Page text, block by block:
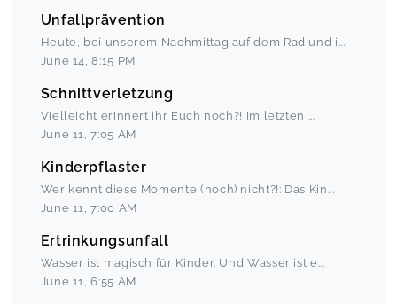
Unfallprävention
Heute, bei unserem Nachmittag auf dem Rad und i ...
June 14 ,8:15 PM
Schnittverletzung
Vielleicht erinnert ihr Euch noch?! Im letzten ...
June 11
,7:05 AM
Kinderpflaster
Wer kennt diese Momente (noch) nicht?!: Das Kin ...
June 11
,7:00 AM
Ertrinkungsunfall
Wasser ist magisch für Kinder. Und Wasser ist e...
June 11
,6:55 AM